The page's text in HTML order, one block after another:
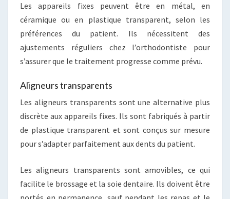
Les appareils fixes peuvent être en métal, en
céramique ou en plastique transparent, selon les
préférences du patient. Ils nécessitent des
ajustements réguliers chez l’orthodontiste pour
s’assurer que le traitement progresse comme prévu.
Aligneurs transparents
Les aligneurs transparents sont une alternative plus
discrète aux appareils fixes. Ils sont fabriqués à partir
de plastique transparent et sont conçus sur mesure
pour s’adapter parfaitement aux dents du patient.
Les aligneurs transparents sont amovibles, ce qui
facilite le brossage et la soie dentaire. Ils doivent être